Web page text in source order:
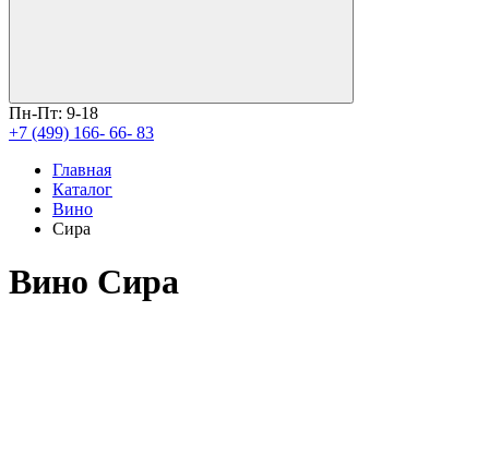
Пн-Пт: 9-18
+7 (499) 166- 66- 83
Главная
Каталог
Вино
Сира
Вино Сира